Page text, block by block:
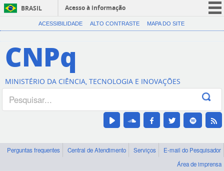
BRASIL
Acesso à informação
CORONAVÍRUS (COVID-19)
Canais
ACESSIBILIDADE ALTO CONTRASTE MAPA DO SITE
CNPq
MINISTÉRIO DA CIÊNCIA, TECNOLOGIA E INOVAÇÕES
Perguntas frequentes Central de Atendimento Serviços
E-mail do Pesquisador
Área de imprensa